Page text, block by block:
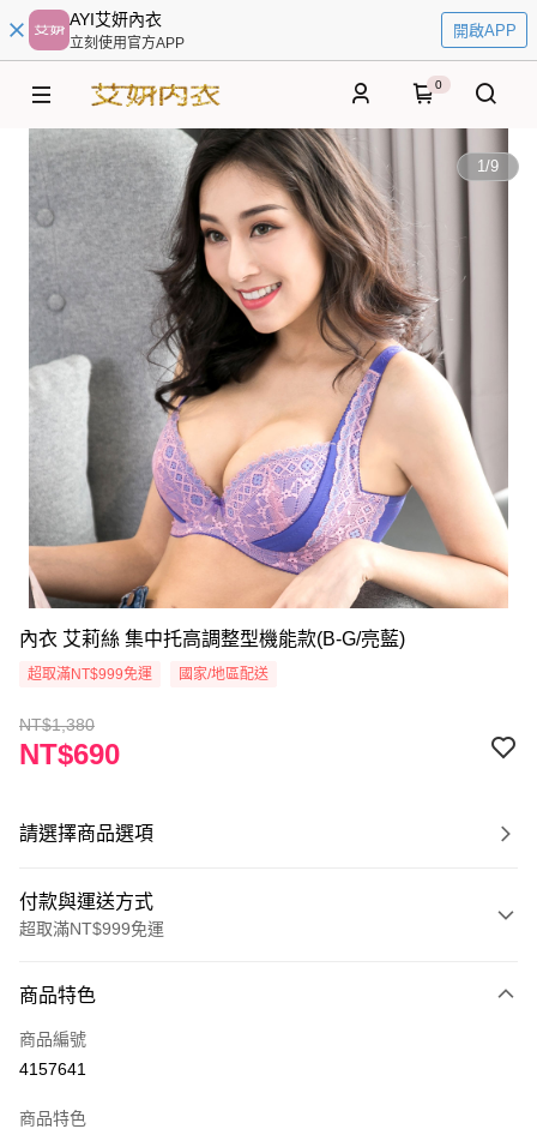
AYI艾妍內衣
立刻使用官方APP
開啟APP
0
1/9
內衣 艾莉絲 集中托高調整型機能款(B-G/亮藍)
超取滿NT$999免運 國家/地區配送
NT$1,380
NT$690
請選擇商品選項
付款與運送方式
超取滿NT$999免運
信用卡一次付款
超商取貨付款
商品特色
商品編號
4157641
商品特色